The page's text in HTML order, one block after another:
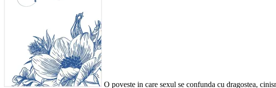
O poveste in care sexul se confunda cu dragostea,